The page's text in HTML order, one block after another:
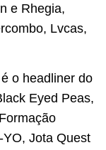
e Rhegia,
Lvcas,
o headliner do
Eyed Peas,
Jota Quest